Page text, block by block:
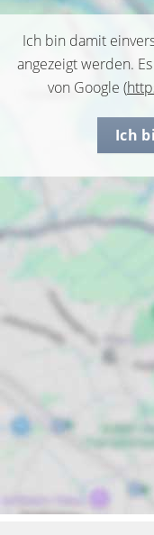
Ich bin damit
angezeigt werden.
von Google (
Ich